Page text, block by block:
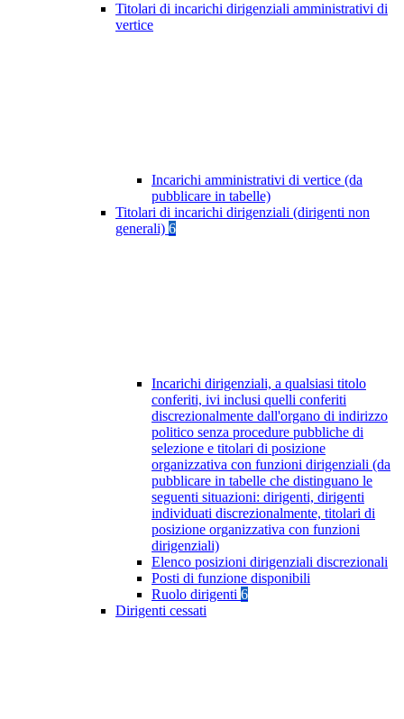
Titolari di incarichi dirigenziali amministrativi di
vertice
Incarichi amministrativi di vertice (da
pubblicare in tabelle)
Titolari di incarichi dirigenziali (dirigenti non
generali) 6
Incarichi dirigenziali, a qualsiasi titolo
conferiti, ivi inclusi quelli conferiti
discrezionalmente dall'organo di indirizzo
politico senza procedure pubbliche di
selezione e titolari di posizione
organizzativa con funzioni dirigenziali (da
pubblicare in tabelle che distinguano le
seguenti situazioni: dirigenti, dirigenti
individuati discrezionalmente, titolari di
posizione organizzativa con funzioni
dirigenziali)
Elenco posizioni dirigenziali discrezionali
Posti di funzione disponibili
Ruolo dirigenti 6
Dirigenti cessati